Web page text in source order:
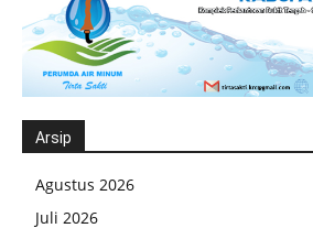
Arsip
Agustus 2026
Juli 2026